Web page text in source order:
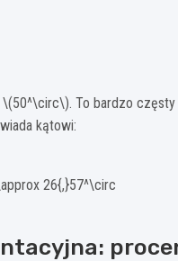
To bardzo częsty
kątowi:
26{,}57^\circ